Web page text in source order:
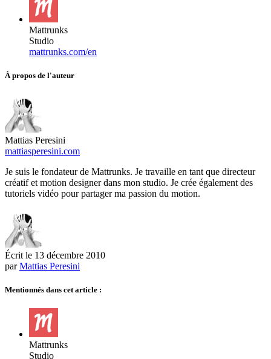
Mattrunks
Studio
mattrunks.com/en
À propos de l'auteur
Mattias Peresini
mattiasperesini.com
Je suis le fondateur de Mattrunks. Je travaille en tant que directeur
créatif et motion designer dans mon studio. Je crée également des
tutoriels vidéo pour partager ma passion du motion.
Écrit le 13 décembre 2010
parMattias Peresini
Mentionnés dans cet article :
Mattrunks
Studio